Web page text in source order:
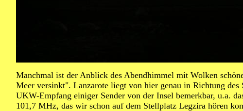
Manchmal ist der Anblick des Abendhimmel mit Wolken
Meer versinkt". Lanzarote liegt von hier genau in Richtung des
UKW-Empfang einiger Sender von der Insel bemerkbar, u.a.
101,7 MHz, das wir schon auf dem Stellplatz Legzira hören